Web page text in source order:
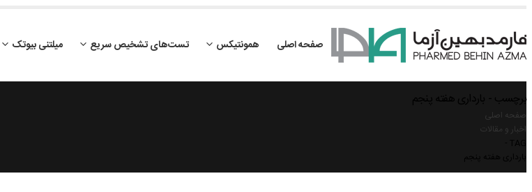
صفحه اصلی همونتیکس تست‌های تشخیص سریع میلتنی بیوتک
صفحه اصلی
اخبار و مقالات